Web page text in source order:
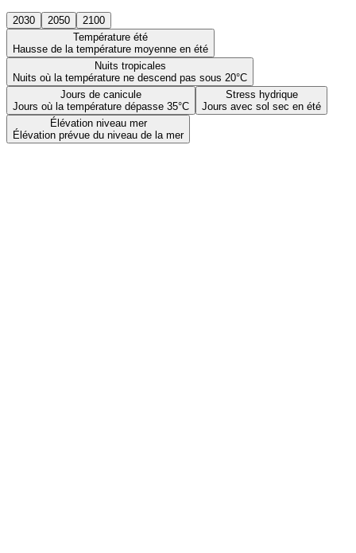
2030 2050
2100
Température été
Hausse de la température moyenne en été
Nuits tropicales
Nuits où la température ne descend pas sous 20°C
Jours de canicule
Jours où la température dépasse 35°C
Stress hydrique
Jours avec sol sec en été
Élévation niveau mer
Élévation prévue du niveau de la mer